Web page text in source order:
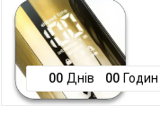
00 Днів 00 Годин